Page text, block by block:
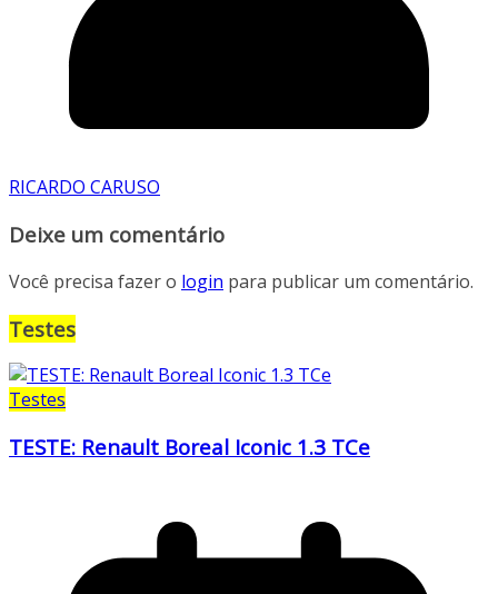
RICARDO CARUSO
Deixe um comentário
Você precisa fazer o login para publicar um comentário.
Testes
Testes
TESTE: Renault Boreal Iconic 1.3 TCe